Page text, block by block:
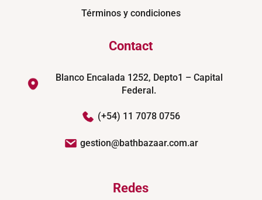
Términos y condiciones
Contact
Blanco Encalada 1252, Depto1 – Capital
Federal.
(+54) 11 7078 0756
gestion@bathbazaar.com.ar
Redes